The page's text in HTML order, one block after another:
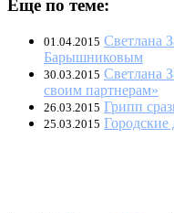
Еще по теме:
01.04.2015 Светлана
Барышниковым
30.03.2015 Светлана
своим партнерам»
26.03.2015 Грипп
25.03.2015 Городские